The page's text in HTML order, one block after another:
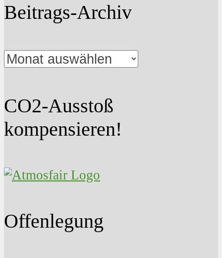
Beitrags-Archiv
Beitrags-
Archiv
CO2-Ausstoß
kompensieren!
Offenlegung